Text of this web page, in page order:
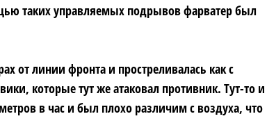
таких управляемых подрывов фарватер был
от линии фронта и простреливалась как с
которые тут же атаковал противник. Тут-то и
в час и был плохо различим с воздуха, что